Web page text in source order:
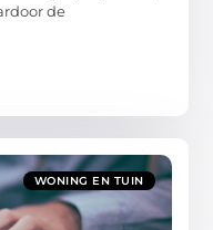
de
WONING EN TUIN